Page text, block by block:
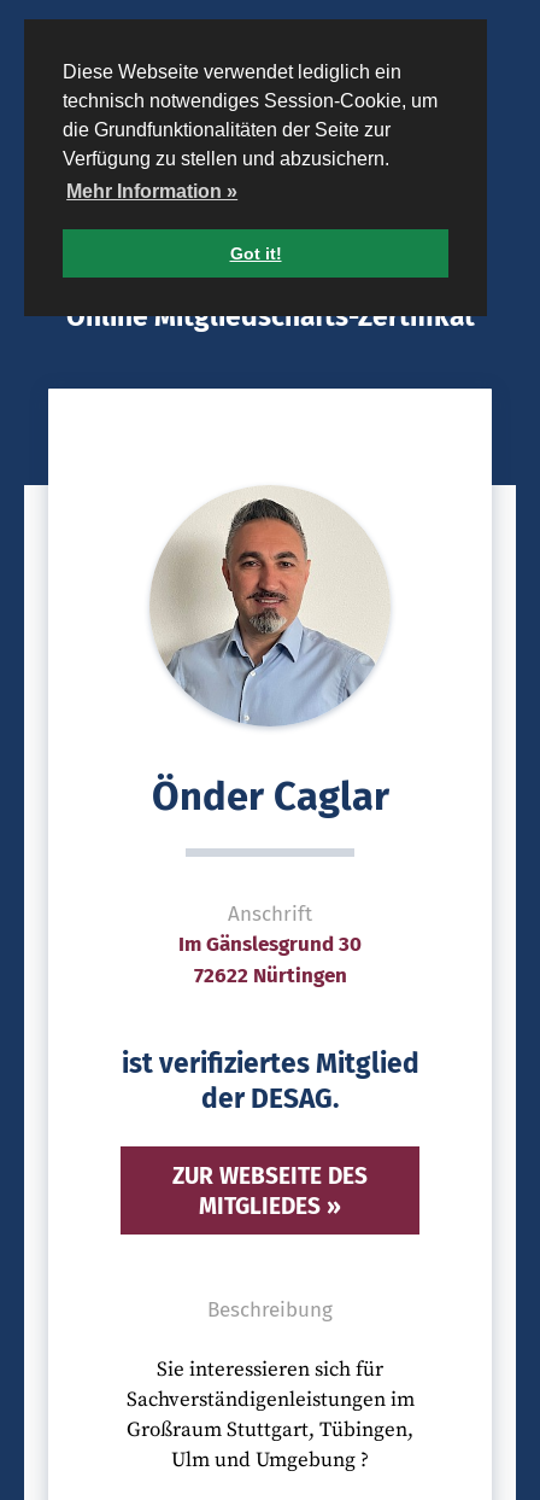
Diese Webseite verwendet lediglich ein
technisch notwendiges Session-Cookie, um
die Grundfunktionalitäten der Seite zur
Verfügung zu stellen und abzusichern.
Mehr Information »
Got it!
Online Mitgliedschafts-Zertifikat
Önder Caglar
Anschrift
Im Gänslesgrund 30
72622 Nürtingen
ist verifiziertes Mitglied
der DESAG.
ZUR WEBSEITE DES
MITGLIEDES »
Beschreibung
Sie interessieren sich für
Sachverständigenleistungen im
Großraum Stuttgart, Tübingen,
Ulm und Umgebung ?